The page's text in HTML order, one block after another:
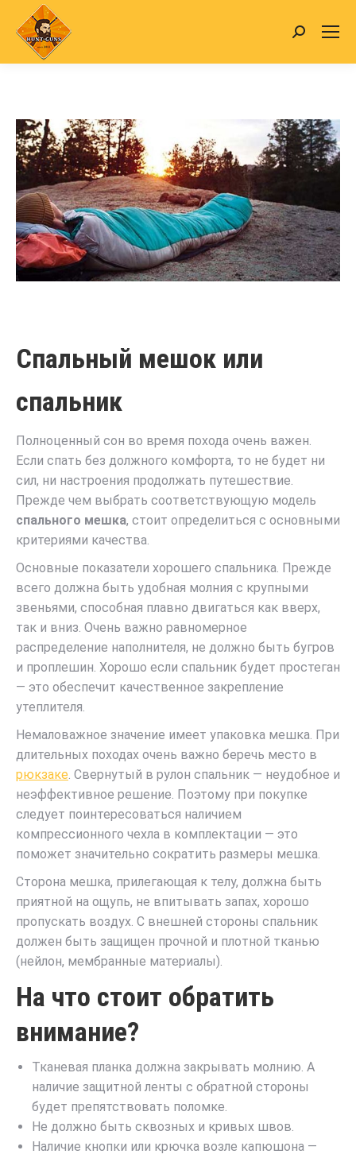
Search:
Спальный мешок или
спальник
Полноценный сон во время похода очень важен.
Если спать без должного комфорта, то не будет ни
сил, ни настроения продолжать путешествие.
Прежде чем выбрать соответствующую модель
спального мешка, стоит определиться с основными
критериями качества.
Основные показатели хорошего спальника. Прежде
всего должна быть удобная молния с крупными
звеньями, способная плавно двигаться как вверх,
так и вниз. Очень важно равномерное
распределение наполнителя, не должно быть бугров
и проплешин. Хорошо если спальник будет простеган
— это обеспечит качественное закрепление
утеплителя.
Немаловажное значение имеет упаковка мешка. При
длительных походах очень важно беречь место в
рюкзаке. Свернутый в рулон спальник — неудобное и
неэффективное решение. Поэтому при покупке
следует поинтересоваться наличием
компрессионного чехла в комплектации — это
поможет значительно сократить размеры мешка.
Сторона мешка, прилегающая к телу, должна быть
приятной на ощупь, не впитывать запах, хорошо
пропускать воздух. С внешней стороны спальник
должен быть защищен прочной и плотной тканью
(нейлон, мембранные материалы).
На что стоит обратить
внимание?
Тканевая планка должна закрывать молнию. А
наличие защитной ленты с обратной стороны
будет препятствовать поломке.
Не должно быть сквозных и кривых швов.
Наличие кнопки или крючка возле капюшона —